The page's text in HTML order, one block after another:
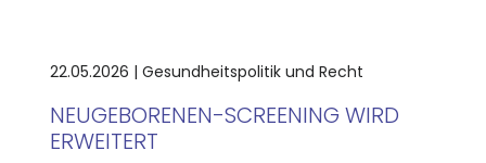
22.05.2026 | Gesundheitspolitik und Recht
NEUGEBORENEN-SCREENING WIRD
ERWEITERT